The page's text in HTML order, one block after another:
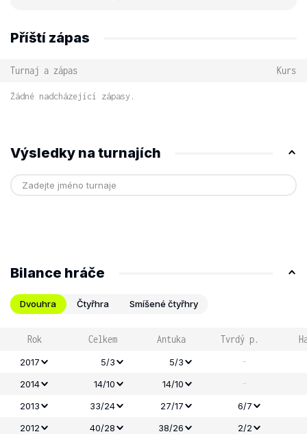
Příští zápas
Turnaj a zápas Kurs
Žádné nadcházející zápasy.
Výsledky na turnajích
Bilance hráče
Dvouhra Čtyřhra Smíšené čtyřhry
Rok Celkem Antuka Tvrdý p.
2017 5/3 5/3 -
2014 14/10 14/10 -
2013 33/24 27/17
6/7
2012
40/28 38/26
2/2